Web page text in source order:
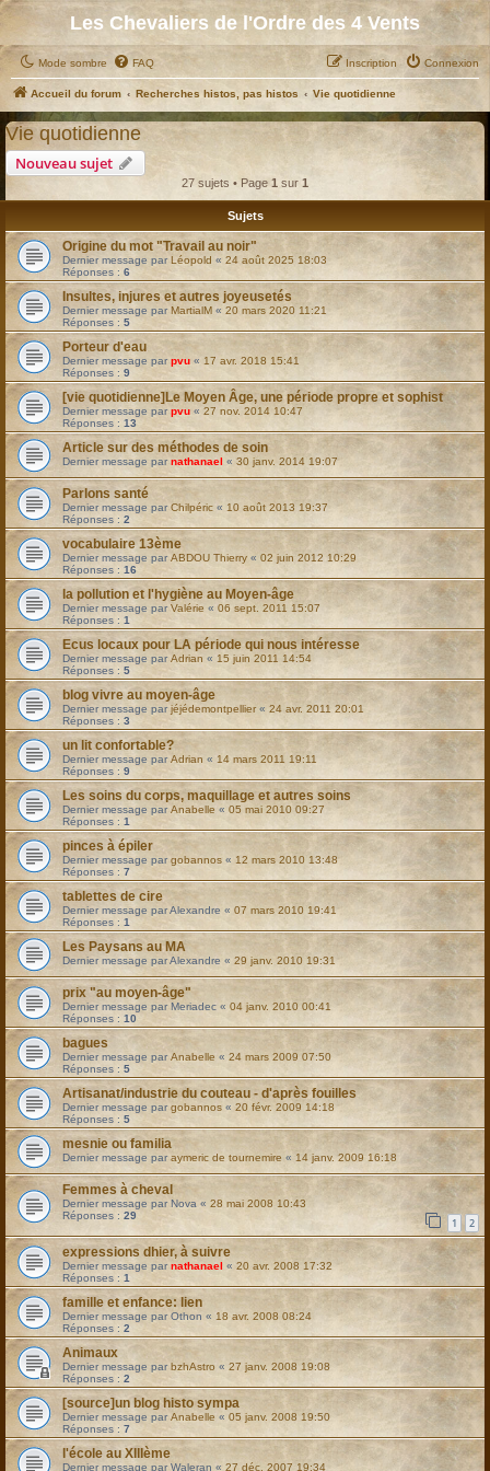
Les Chevaliers de l'Ordre des 4 Vents
Mode sombre FAQ Connexion
Inscription
Accueil du forum Recherches histos, pas histos Vie quotidienne
Vie quotidienne
Nouveau sujet
27 sujets • Page 1 sur 1
Sujets
Origine du mot "Travail au noir"
Dernier message par Léopold « 24 août 2025 18:03
Réponses : 6
Insultes, injures et autres joyeusetés
Dernier message par MartialM « 20 mars 2020 11:21
Réponses : 5
Porteur d'eau
Dernier message parpvu « 17 avr. 2018 15:41
Réponses : 9
[vie quotidienne]Le Moyen Âge, une période propre et sophist
Dernier message parpvu « 27 nov. 2014 10:47
Réponses : 13
Article sur des méthodes de soin
Dernier message parnathanael « 30 janv. 2014 19:07
Parlons santé
Dernier message parChilpéric « 10 août 2013 19:37
Réponses : 2
vocabulaire 13ème
Dernier message parABDOU Thierry « 02 juin 2012 10:29
Réponses : 16
la pollution et l'hygiène au Moyen-âge
Dernier message parValérie « 06 sept. 2011 15:07
Réponses : 1
Ecus locaux pour LA période qui nous intéresse
Dernier message parAdrian « 15 juin 2011 14:54
Réponses : 5
blog vivre au moyen-âge
Dernier message parjéjédemontpellier« 24 avr. 2011 20:01
Réponses : 3
un lit confortable?
Dernier message parAdrian « 14 mars 2011 19:11
Réponses : 9
Les soins du corps, maquillage et autres soins
Dernier message parAnabelle « 05 mai 2010 09:27
Réponses : 1
pinces à épiler
Dernier message pargobannos « 12 mars 2010 13:48
Réponses : 7
tablettes de cire
Dernier message parAlexandre « 07 mars 2010 19:41
Réponses : 1
Les Paysans au MA
Dernier message parAlexandre « 29 janv. 2010 19:31
prix "au moyen-âge"
Dernier message par Meriadec « 04 janv. 2010 00:41
Réponses : 10
bagues
Dernier message parAnabelle « 24 mars 2009 07:50
Réponses : 5
Artisanat/industrie du couteau - d'après fouilles
Dernier message pargobannos « 20 févr. 2009 14:18
Réponses : 5
mesnie ou familia
Dernier message paraymeric de tournemire « 14 janv. 2009 16:18
Femmes à cheval
Dernier message par Nova « 28 mai 2008 10:43
Réponses : 29 1 2
expressions dhier, à suivre
Dernier message parnathanael « 20 avr. 2008 17:32
Réponses : 1
famille et enfance: lien
Dernier message parOthon « 18 avr. 2008 08:24
Réponses : 2
Animaux
Dernier message parbzhAstro « 27 janv. 2008 19:08
Réponses : 2
[source]un blog histo sympa
Dernier message parAnabelle « 05 janv. 2008 19:50
Réponses : 7
l'école au XIIIème
Dernier message parWaleran « 27 déc. 2007 19:34